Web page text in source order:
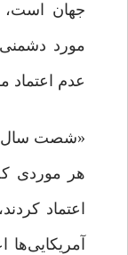
جهان است،
مورد
عدم اعتماد
هر موردی
اعتماد
آمریکایی‌ها